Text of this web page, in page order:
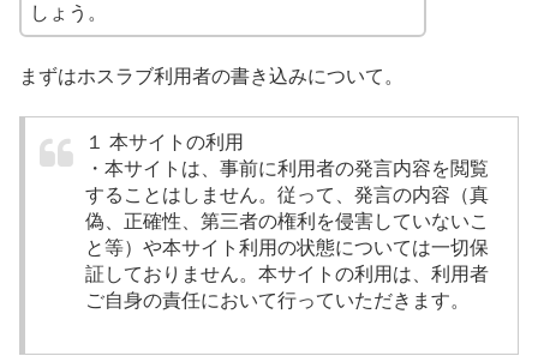
しょう。
まずはホスラブ利用者の書き込みについて。
１ 本サイトの利用
・本サイトは、事前に利用者の発言内容を閲覧
することはしません。従って、発言の内容（真
偽、正確性、第三者の権利を侵害していないこ
と等）や本サイト利用の状態については一切保
証しておりません。本サイトの利用は、利用者
ご自身の責任において行っていただきます。